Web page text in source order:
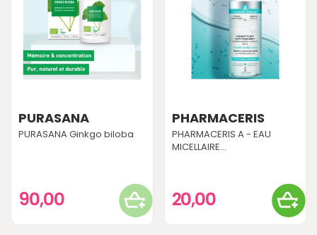
PURASANA
PURASANA Ginkgo biloba
90,00
PHARMACERIS
PHARMACERIS A - EAU
MICELLAIRE...
20,00